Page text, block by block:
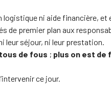
ni aide financière,
de premier plan aux
leur séjour, ni leur prestation.
de fous ; plus on est de
ce jour.